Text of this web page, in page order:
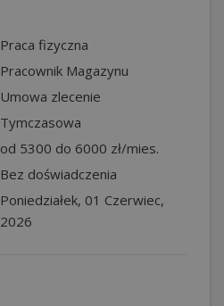
Praca fizyczna
Pracownik Magazynu
Umowa zlecenie
Tymczasowa
od 5300 do 6000 zł/mies.
Bez doświadczenia
Poniedziałek, 01 Czerwiec,
2026